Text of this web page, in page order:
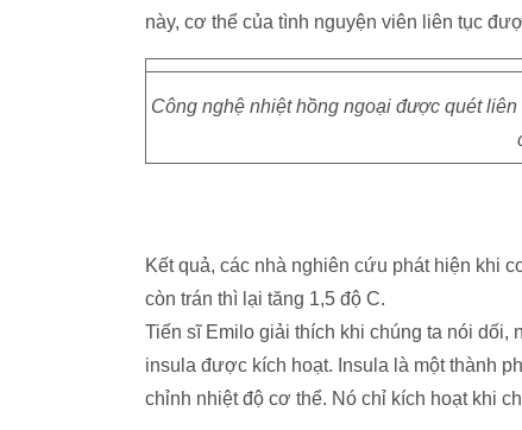
này, cơ thể của tình nguyện viên liên tục
Công nghệ nhiệt hồng ngoại được quét
Kết quả, các nhà nghiên cứu phát hiện khi
còn trán thì lại tăng 1,5 độ C.
Tiến sĩ Emilo giải thích khi chúng ta nói dối,
insula được kích hoạt. Insula là một thành
chỉnh nhiệt độ cơ thể. Nó chỉ kích hoạt khi